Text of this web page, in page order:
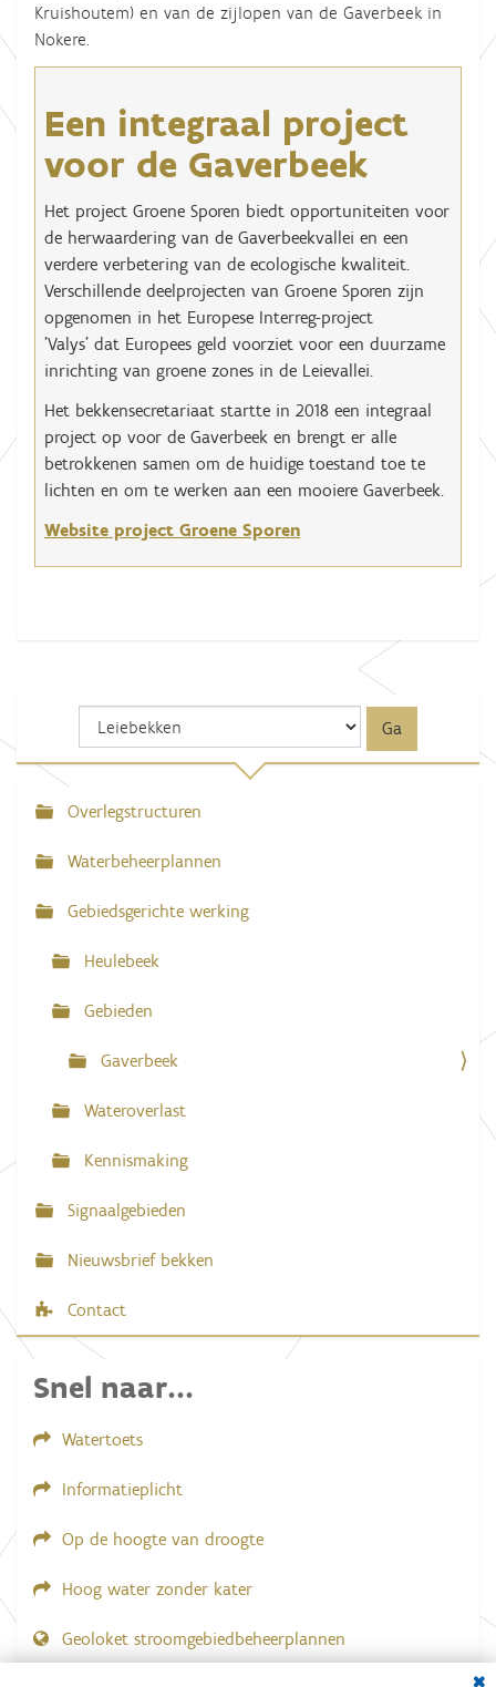
Kruishoutem) en van de zijlopen van de Gaverbeek in
Nokere.
Een integraal project
voor de Gaverbeek
Het project Groene Sporen biedt opportuniteiten voor
de herwaardering van de Gaverbeekvallei en een
verdere verbetering van de ecologische kwaliteit.
Verschillende deelprojecten van Groene Sporen zijn
opgenomen in het Europese Interreg-project
'Valys' dat Europees geld voorziet voor een duurzame
inrichting van groene zones in de Leievallei.
Het bekkensecretariaat startte in 2018 een integraal
project op voor de Gaverbeek en brengt er alle
betrokkenen samen om de huidige toestand toe te
lichten en om te werken aan een mooiere Gaverbeek.
Website project Groene Sporen
N
a
i
Overlegstructuren
Waterbeheerplannen
Gebiedsgerichte werking
Heulebeek
Gebieden
Gaverbeek
Wateroverlast
Kennismaking
Signaalgebieden
Nieuwsbrief bekken
Contact
Snel naar...
Watertoets
Informatieplicht
Op de hoogte van droogte
Hoog water zonder kater
Geoloket stroomgebiedbeheerplannen